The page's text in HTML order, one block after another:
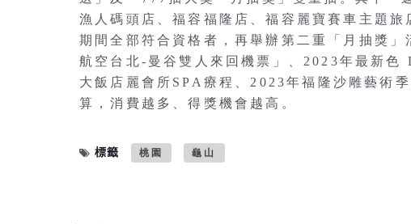
漁人碼頭店、福容福隆店、福容麗寶賽車主題
期間全部符合資格者，再舉辦第二重「月抽獎
航空台北-曼谷雙人來回機票」、2023年最新色
大飯店麗會所SPA療程、2023年福隆沙雕藝術
算，消費越多、得獎機會越高。
標籤 桃園 龜山